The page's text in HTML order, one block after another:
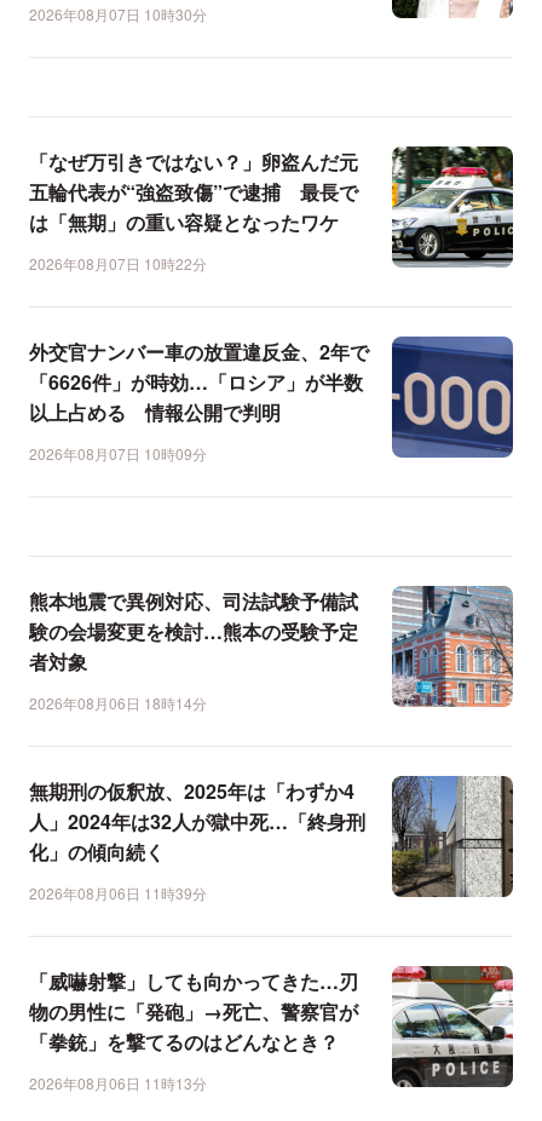
2026年08月07日 10時30分
「なぜ万引きではない？」卵盗んだ元
五輪代表が“強盗致傷”で逮捕 最長で
は「無期」の重い容疑となったワケ
2026年08月07日 10時22分
外交官ナンバー車の放置違反金、2年で
「6626件」が時効…「ロシア」が半数
以上占める 情報公開で判明
2026年08月07日 10時09分
熊本地震で異例対応、司法試験予備試
験の会場変更を検討…熊本の受験予定
者対象
2026年08月06日 18時14分
無期刑の仮釈放、2025年は「わずか4
人」2024年は32人が獄中死…「終身刑
化」の傾向続く
2026年08月06日 11時39分
「威嚇射撃」しても向かってきた…刃
物の男性に「発砲」→死亡、警察官が
「拳銃」を撃てるのはどんなとき？
2026年08月06日 11時13分